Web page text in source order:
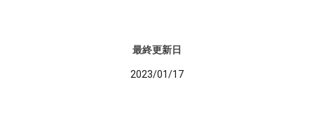
最終更新日
2023/01/17